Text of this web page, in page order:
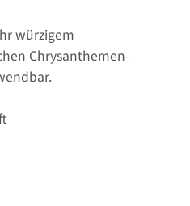
würzigem
Chrysanthemen-